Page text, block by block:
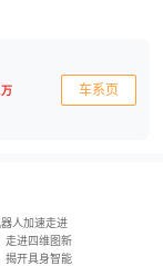
万 车系页